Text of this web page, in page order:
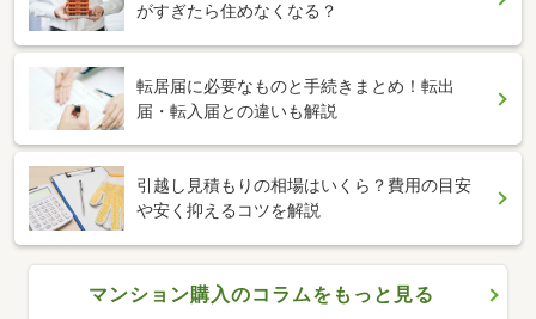
がすぎたら住めなくなる？
転居届に必要なものと手続きまとめ！転出
届・転入届との違いも解説
引越し見積もりの相場はいくら？費用の目安
や安く抑えるコツを解説
マンション購入のコラムをもっと見る